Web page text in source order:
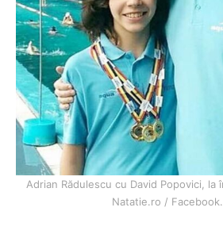
Adrian Rădulescu cu David Popovici,
Natatie.ro /